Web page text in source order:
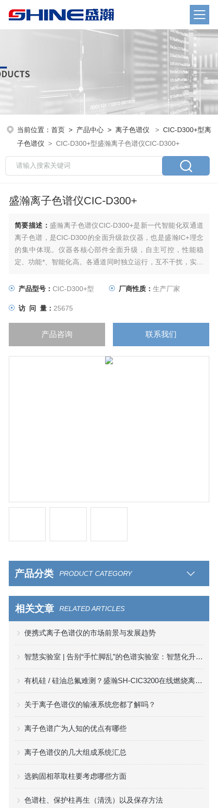
当前位置：首页 > 产品中心 >离子色谱仪 >CIC-D300+型离
子色谱仪 > CIC-D300+型盛瀚离子色谱仪CIC-D300+
盛瀚离子色谱仪CIC-D300+
简要描述： 盛瀚离子色谱仪CIC-D300+是新一代智能化双通道
离子色谱，是CIC-D300的全面升级款仪器，也是盛瀚IC+理念
的集中体现。仪器各核心部件全面升级，自主可控，性能稳
定、功能*、智能化高。各通道同时独立运行，互不干扰，实现
药、军工、电力、核电、半导体等各个行业领域。
产品型号： CIC-D300+型 厂商性质： 生产厂家
访 问 量： 25675
产品咨询 联系我们
产品分类 PRODUCT CATEGORY
相关文章 RELATED ARTICLES
便携式离子色谱仪的市场前景与发展趋势
智慧实验室 | 告别“手忙脚乱”的色谱实验室：智慧化升级到底能解决哪些痛点？
有机硅 / 硅油总氟难测？盛瀚SH-CIC3200在线燃烧离子色谱实测方案
关于离子色谱仪的输液系统您都了解吗？
离子色谱广为人知的优点有哪些
离子色谱仪的几大组成系统汇总
选购固相萃取柱要考虑哪些方面
色谱柱、保护柱再生（清洗）以及保存方法